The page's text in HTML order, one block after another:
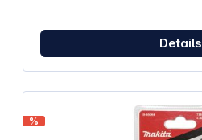
Details
%